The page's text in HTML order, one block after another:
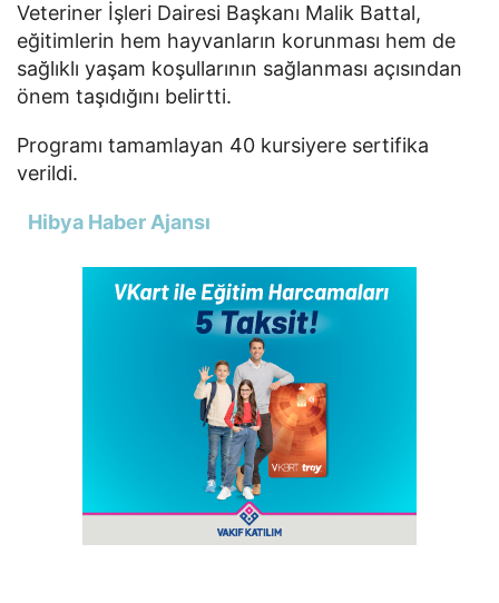
Veteriner İşleri Dairesi Başkanı Malik Battal,
eğitimlerin hem hayvanların korunması hem de
sağlıklı yaşam koşullarının sağlanması açısından
önem taşıdığını belirtti.
Programı tamamlayan 40 kursiyere sertifika
verildi.
Hibya Haber Ajansı